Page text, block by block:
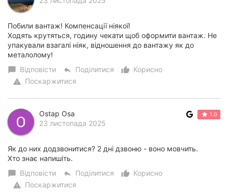
Побили вантаж! Компенсації ніякої!
Ходять крутяться, годину чекати щоб оформити вантаж. Не
упакували взагалі ніяк, відношення до вантажу як до
металолому!
chat_bubble Відповісти reply Поділитися thumb_up_alt
Корисно
warning Поскаржитися
Ostap Osa
23 листопада 2025
1.0
Як до них додзвонитися? 2 дні дзвоню - воно мовчить.
Хто знає напишіть.
chat_bubble Відповісти reply Поділитися thumb_up_alt
Корисно
warning Поскаржитися